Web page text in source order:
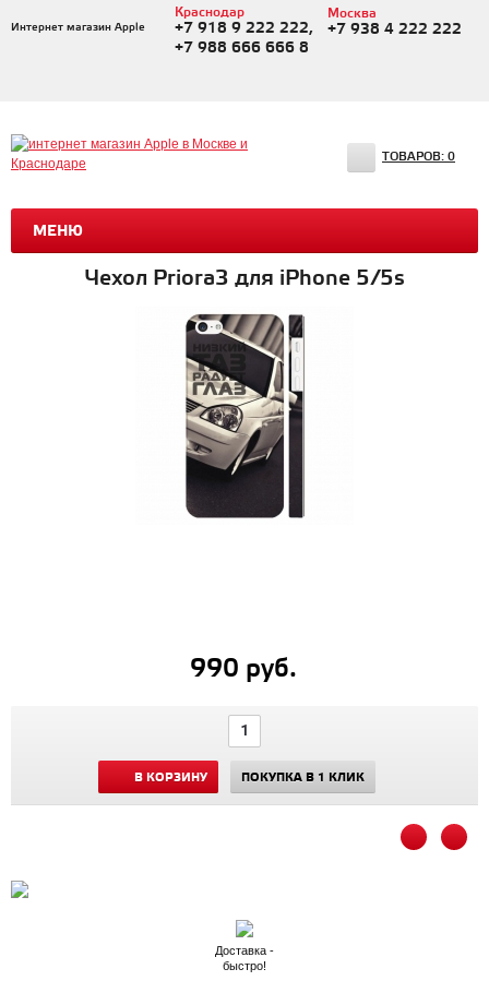
Интернет магазин Apple
Краснодар
+7 918 9 222 222,
+7 988 666 666 8
Москва
+7 938 4 222 222
МЕНЮ
ТОВАРОВ: 0
Чехол Priora3 для iPhone 5/5s
990 руб.
В КОРЗИНУ ПОКУПКА В 1 КЛИК
Доставка -
быстро!